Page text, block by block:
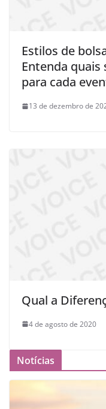
Estilos de
Entenda
para cada
13 de dezembro de
Qual a
4 de agosto de 2020
Notícias